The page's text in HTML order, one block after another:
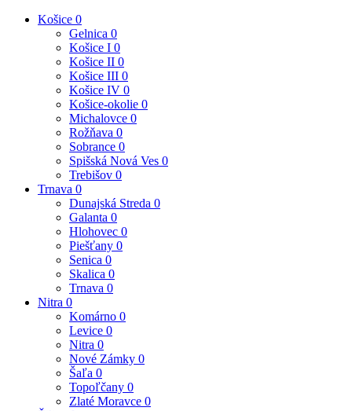
Košice 0
Gelnica 0
Košice I 0
Košice II 0
Košice III 0
Košice IV 0
Košice-okolie 0
Michalovce 0
Rožňava 0
Sobrance 0
Spišská Nová Ves 0
Trebišov 0
Trnava 0
Dunajská Streda 0
Galanta 0
Hlohovec 0
Piešťany 0
Senica 0
Skalica 0
Trnava 0
Nitra 0
Komárno 0
Levice 0
Nitra 0
Nové Zámky 0
Šaľa 0
Topoľčany 0
Zlaté Moravce 0